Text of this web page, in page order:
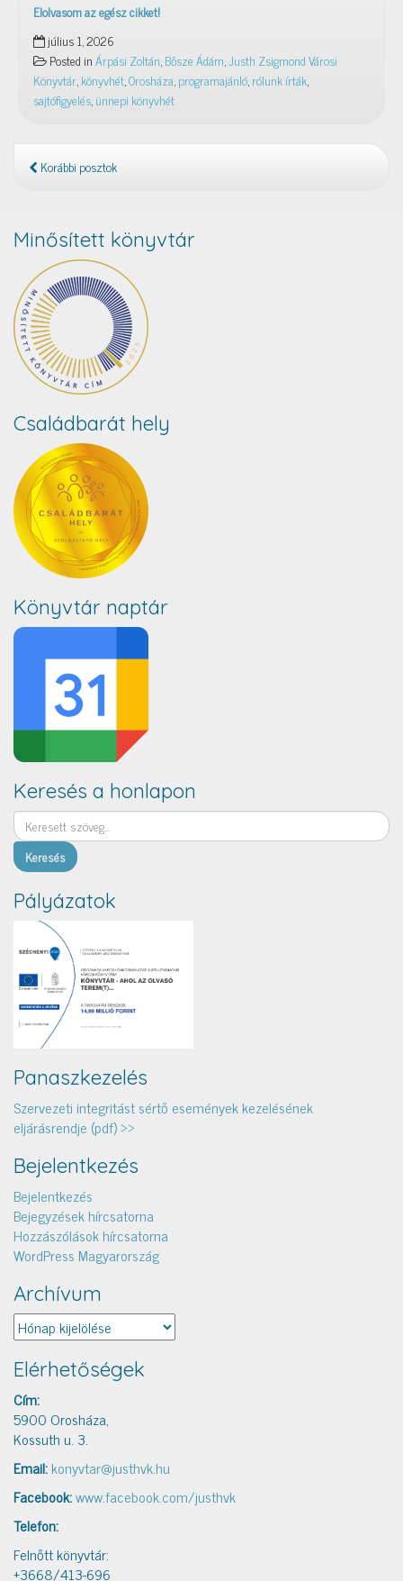
Elolvasom az egész cikket!
Rólunk
írták
–
2026.
június
július 1, 2026
Posted inÁrpási Zoltán,Bősze Ádám,Justh Zsigmond Városi
Könyvtár,könyvhét,Orosháza,programajánló,rólunk írták,
sajtófigyelés,ünnepi könyvhét
Korábbi posztok
Minősített könyvtár
Családbarát hely
Könyvtár naptár
Keresés a honlapon
Keresés
Pályázatok
Panaszkezelés
Szervezeti integritást sértő események kezelésének
eljárásrendje (pdf) >>
Bejelentkezés
Bejelentkezés
Bejegyzések hírcsatorna
Hozzászólások hírcsatorna
WordPress Magyarország
Archívum
Archívum
Elérhetőségek
Cím:
5900 Orosháza,
Kossuth u. 3.
Email:konyvtar@justhvk.hu
Facebook:www.facebook.com/justhvk
Telefon:
Felnőtt könyvtár:
+3668/413-696